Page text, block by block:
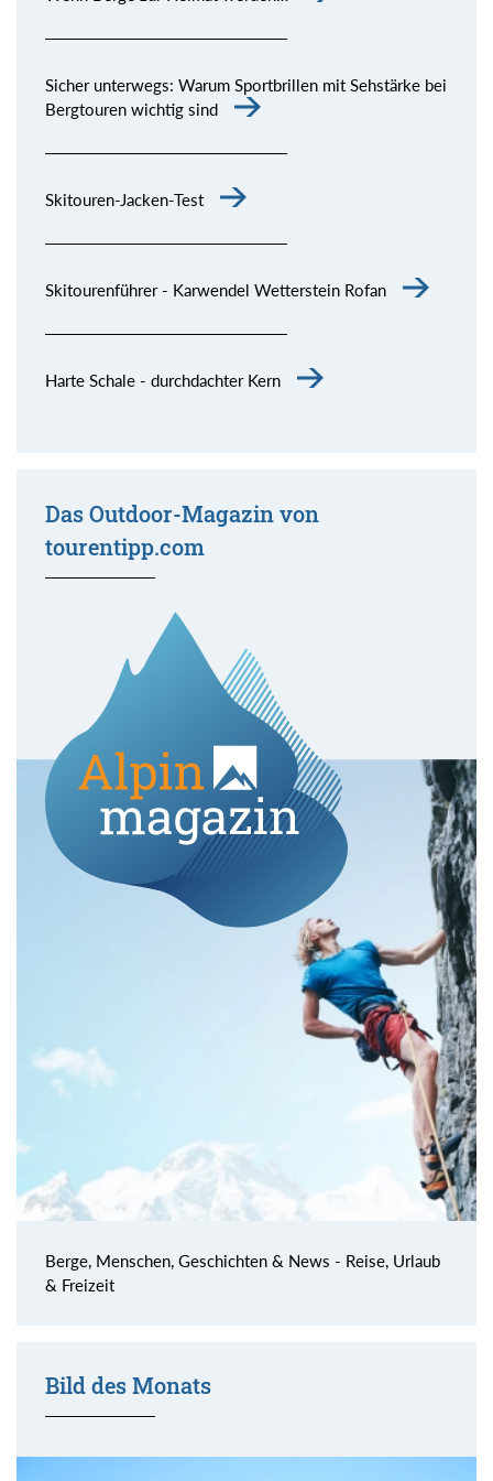
Sicher unterwegs: Warum Sportbrillen mit Sehstärke bei
Bergtouren wichtig sind
Skitouren-Jacken-Test
Skitourenführer - Karwendel Wetterstein Rofan
Harte Schale - durchdachter Kern
Das Outdoor-Magazin von
tourentipp.com
Berge, Menschen, Geschichten & News - Reise, Urlaub
& Freizeit
Bild des Monats